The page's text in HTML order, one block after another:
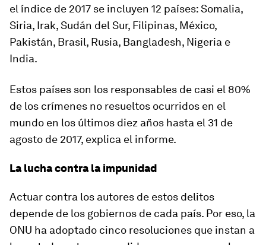
el índice de 2017 se incluyen 12 países: Somalia,
Siria, Irak, Sudán del Sur, Filipinas, México,
Pakistán, Brasil, Rusia, Bangladesh, Nigeria e
India.
Estos países son los responsables de casi el 80%
de los crímenes no resueltos ocurridos en el
mundo en los últimos diez años hasta el 31 de
agosto de 2017, explica el informe.
La lucha contra la impunidad
Actuar contra los autores de estos delitos
depende de los gobiernos de cada país. Por eso, la
ONU ha adoptado cinco resoluciones que instan a